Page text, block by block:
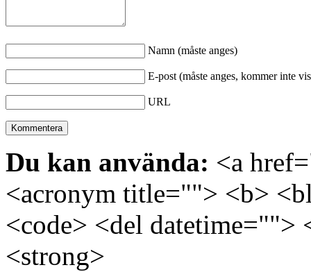
Namn (måste anges)
E-post (måste anges, kommer inte
URL
Du kan använda: <a
<acronym title=""> <b>
<code> <del
<strong>